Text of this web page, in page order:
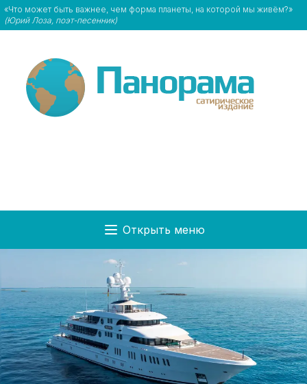
«Что может быть важнее, чем форма планеты, на которой мы живём?»
(Юрий Лоза, поэт-песенник)
Открыть меню